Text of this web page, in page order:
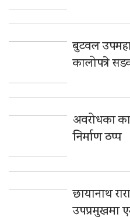
बुटवल
कालोपत्रे
अवरोधका
निर्माण ठप्प
छायानाथ
उपप्रमुखमा